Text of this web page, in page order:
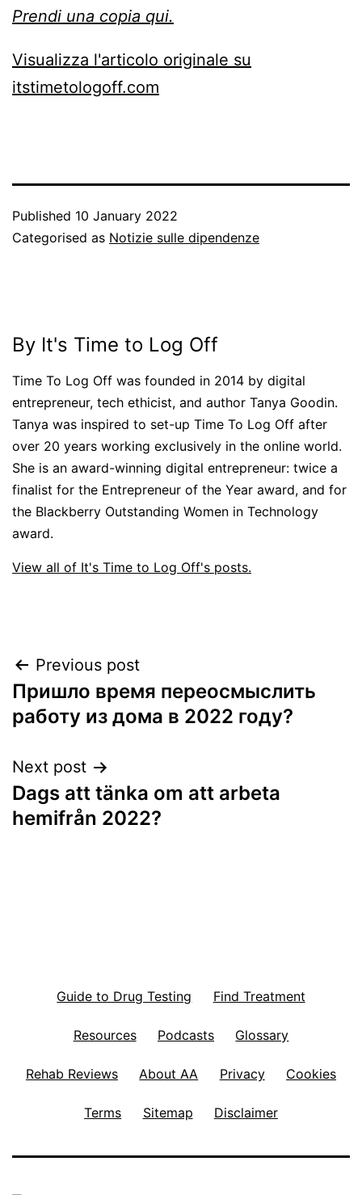
Prendi una copia qui.
Visualizza l'articolo originale su
itstimetologoff.com
Published 10 January 2022
Categorised as Notizie sulle dipendenze
By It's Time to Log Off
Time To Log Off was founded in 2014 by digital
entrepreneur, tech ethicist, and author Tanya Goodin.
Tanya was inspired to set-up Time To Log Off after
over 20 years working exclusively in the online world.
She is an award-winning digital entrepreneur: twice a
finalist for the Entrepreneur of the Year award, and for
the Blackberry Outstanding Women in Technology
award.
View all of It's Time to Log Off's posts.
Post
navigation
Previous post
Пришло время переосмыслить
работу из дома в 2022 году?
Next post
Dags att tänka om att arbeta
hemifrån 2022?
Guide to Drug Testing Find Treatment
Resources Podcasts Glossary
Rehab Reviews About AA Privacy Cookies
Terms Sitemap Disclaimer